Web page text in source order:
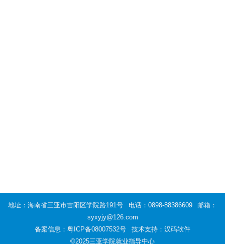
地址：海南省三亚市吉阳区学院路191号 电话：0898-88386609
邮箱：
syxyjy@126.com
备案信息：粤ICP备08007532号
技术支持：汉码软件
©2025三亚学院就业指导中心